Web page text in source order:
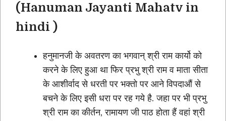
(Hanuman Jayanti Mahatv in
hindi )
हनुमानजी के अवतरण का भगवान् श्री राम कार्यो को
करने के लिए हुआ था फिर प्रभु श्री राम व माता सीता
के आशीर्वाद से धरती पर भक्तो पर आने विपदाऔं से
बचने के लिए इसी धरा पर रह गये है. जहा पर भी प्रभु
श्री राम का कीर्तन, रामायण जी पाठ होता हैं वहां श्री